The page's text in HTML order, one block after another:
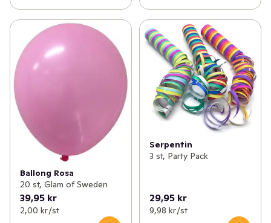
Ballong Rosa
20 st, Glam of Sweden
39,95 kr
2,00 kr /st
Serpentin
3 st, Party Pack
29,95 kr
9,98 kr /st